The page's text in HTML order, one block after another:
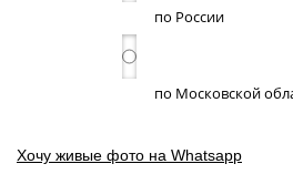
по России
по Московской
Хочу живые фото на Whatsapp